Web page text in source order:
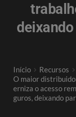
Início
Recursos
O maior
erniza o acesso
guros, deixando